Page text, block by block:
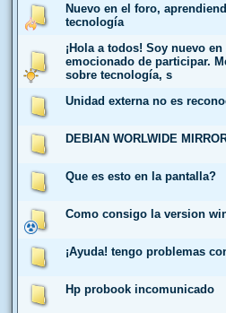
Nuevo en el foro,
tecnología
¡Hola a todos! Soy nuevo
emocionado de participar.
sobre tecnología, s
Unidad externa no es
DEBIAN WORLWIDE
Que es esto en la pantalla?
Como consigo la version
¡Ayuda! tengo problemas
Hp probook incomunicado